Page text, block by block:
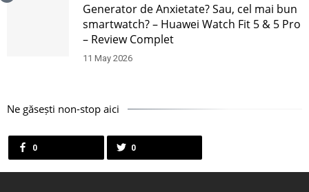
Generator de Anxietate? Sau, cel mai bun
smartwatch? – Huawei Watch Fit 5 & 5 Pro
– Review Complet
11 May 2026
Ne găsești non-stop aici
0 0